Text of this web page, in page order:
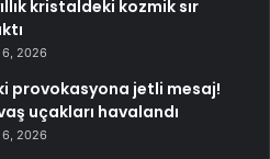
kristaldeki kozmik sır
2026
provokasyona jetli mesaj!
uçakları havalandı
2026